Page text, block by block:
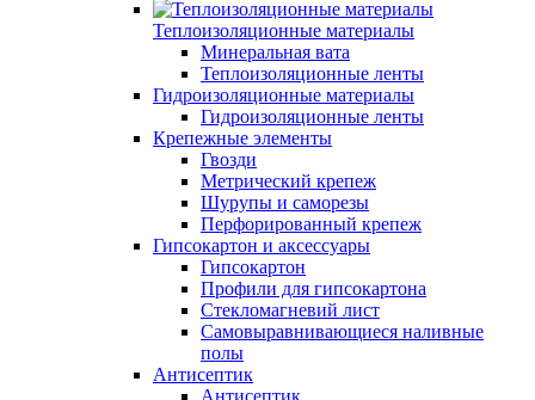
Теплоизоляционные материалы
Минеральная вата
Теплоизоляционные ленты
Гидроизоляционные материалы
Гидроизоляционные ленты
Крепежные элементы
Гвозди
Метрический крепеж
Шурупы и саморезы
Перфорированный крепеж
Гипсокартон и аксессуары
Гипсокартон
Профили для гипсокартона
Стекломагневий лист
Самовыравнивающиеся наливные
полы
Aнтисептик